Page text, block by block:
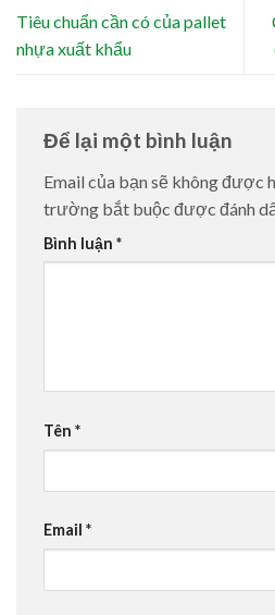
Tiêu chuẩn cần có của pallet
nhựa xuất khẩu
Để lại một bình luận
Email của bạn sẽ không được
trường bắt buộc được đánh
Bình luận *
Tên *
Email *